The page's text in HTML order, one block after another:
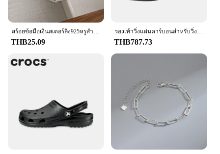
สร้อยข้อมือเงินสเตอร์ลิง925หรูสำหรับผู้หญิงสร้อยข้อมือนำโชคแบบดั้งเดิมสไตล์วินเทจปรับได้กำไลข้อมือเครื่องประดับจากดีไซเนอร์ของขวัญ
THB25.09
รองเท้าวิ่งแผ่นคาร์บอนสำหรับวิ่งมาราธอน Midsole ดั้งเดิมรองเท้ากีฬาระบายอากาศรองรับแรงกระแทกพื้นรองเท้ากีฬาสำหรับทุกเพศ
THB787.73